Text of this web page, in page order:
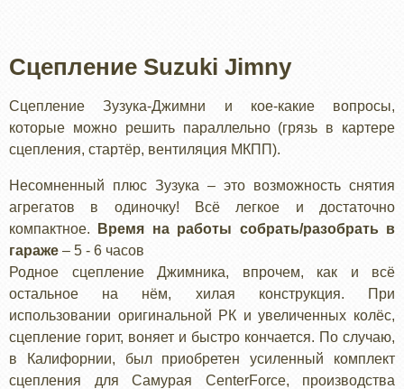
Сцепление Suzuki Jimny
Сцепление Зузука-Джимни и кое-какие вопросы,
которые можно решить параллельно (грязь в картере
сцепления, стартёр, вентиляция МКПП).
Несомненный плюс Зузука – это возможность снятия
агрегатов в одиночку! Всё легкое и достаточно
компактное.
Время на работы собрать/разобрать в
гараже – 5 - 6 часов
Родное сцепление Джимника, впрочем, как и всё
остальное на нём, хилая конструкция. При
использовании оригинальной РК и увеличенных колёс,
сцепление горит, воняет и быстро кончается. По случаю,
в Калифорнии, был приобретен усиленный комплект
сцепления для Самурая CenterForce, производства